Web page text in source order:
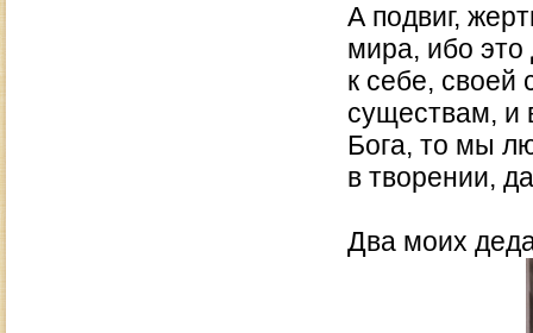
А подвиг,
мира, ибо это
к себе,
существам, и
Бога, то мы
в творении,
Два моих